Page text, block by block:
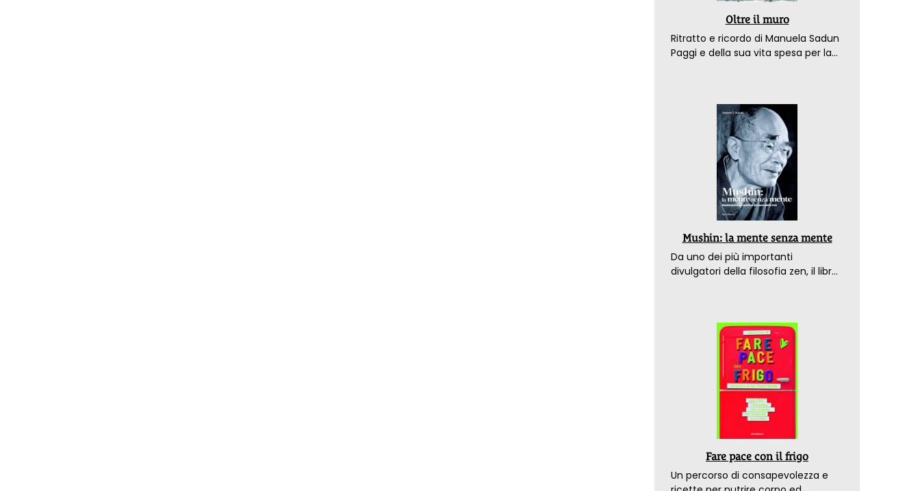
Oltre il muro
Ritratto e ricordo di Manuela Sadun
Paggi e della sua vita spesa per la
Mushin: la mente senza mente
Da uno dei più importanti
divulgatori della filosofia zen, il libro
Fare pace con il frigo
Un percorso di consapevolezza e